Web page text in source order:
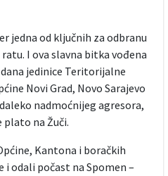
jedna od ključnih za odbranu
I ova slavna bitka vođena
dana jedinice Teritorijalne
Novi Grad, Novo Sarajevo
nadmoćnijeg agresora,
na Žuči.
Kantona i boračkih
i odali počast na Spomen –